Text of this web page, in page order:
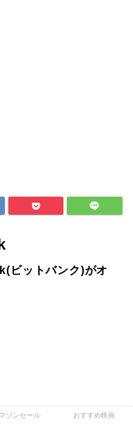
ビットバンク)がオ
ゾンセール おすすめ映画